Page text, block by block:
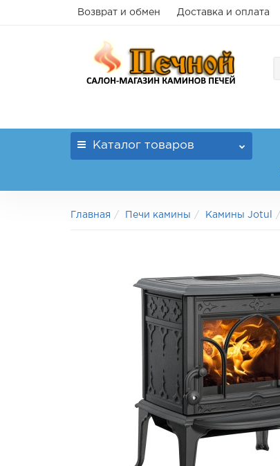
Возврат и обмен Доставка и оплата
Каталог товаров
Главная Печи камины Камины Jotul